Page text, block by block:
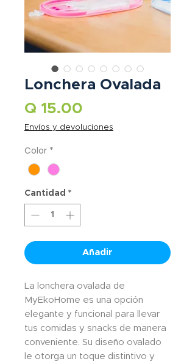
Lonchera Ovalada
Q 15.00
Envíos y devoluciones
Color *
Cantidad *
Añadir
La lonchera ovalada de
MyEkoHome es una opción
elegante y funcional para llevar
tus comidas y snacks de manera
conveniente. Su diseño ovalado
le otorga un toque distintivo y